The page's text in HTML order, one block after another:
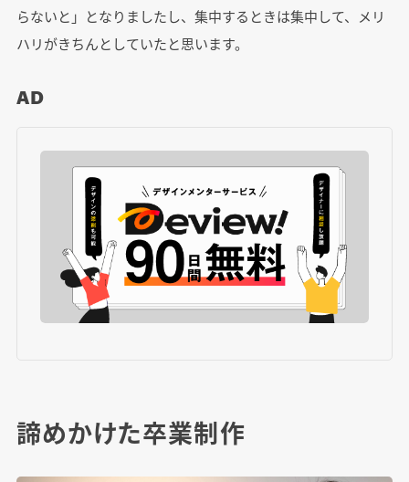
らないと」となりましたし、集中するときは集中して、メリ
ハリがきちんとしていたと思います。
AD
諦めかけた卒業制作